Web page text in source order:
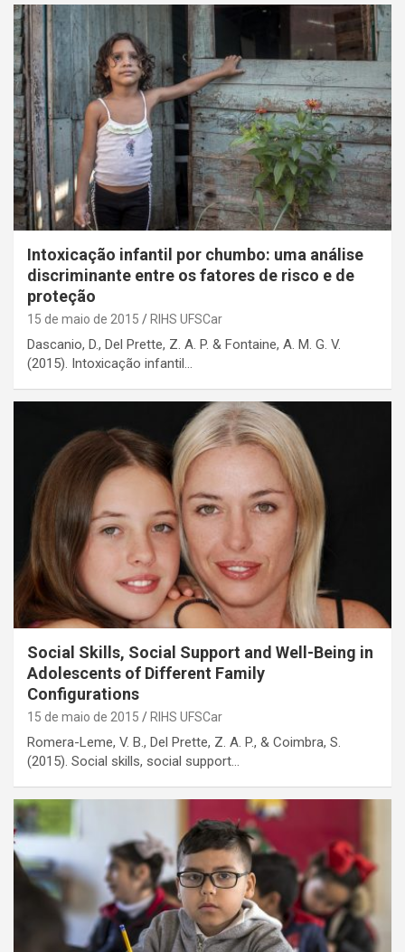
Intoxicação infantil por chumbo: uma análise
discriminante entre os fatores de risco e de
proteção
15 de maio de 2015 RIHS UFSCar
Dascanio, D., Del Prette, Z. A. P. & Fontaine, A. M. G. V.
(2015). Intoxicação infantil…
Social Skills, Social Support and Well-Being in
Adolescents of Different Family
Configurations
15 de maio de 2015 RIHS UFSCar
Romera-Leme, V. B., Del Prette, Z. A. P., & Coimbra, S.
(2015). Social skills, social support…